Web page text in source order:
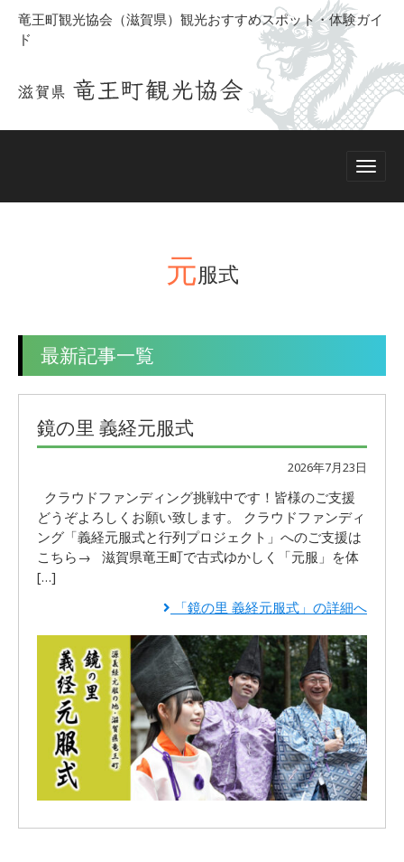
竜王町観光協会（滋賀県）観光おすすめスポット・体験ガイ
ド
元服式
最新記事一覧
鏡の里 義経元服式
2026年7月23日
クラウドファンディング挑戦中です！皆様のご支援
どうぞよろしくお願い致します。 クラウドファンディ
ング「義経元服式と行列プロジェクト」へのご支援は
こちら→ 滋賀県竜王町で古式ゆかしく「元服」を体
[…]
「鏡の里 義経元服式」の詳細へ